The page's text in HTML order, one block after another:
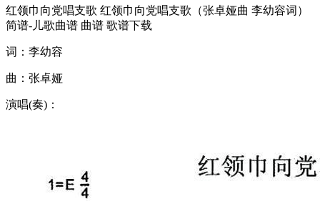
红领巾向党唱支歌 红领巾向党唱支歌（张卓娅曲 李幼容词）
简谱-儿歌曲谱 曲谱 歌谱下载
词：李幼容
曲：张卓娅
演唱(奏)：